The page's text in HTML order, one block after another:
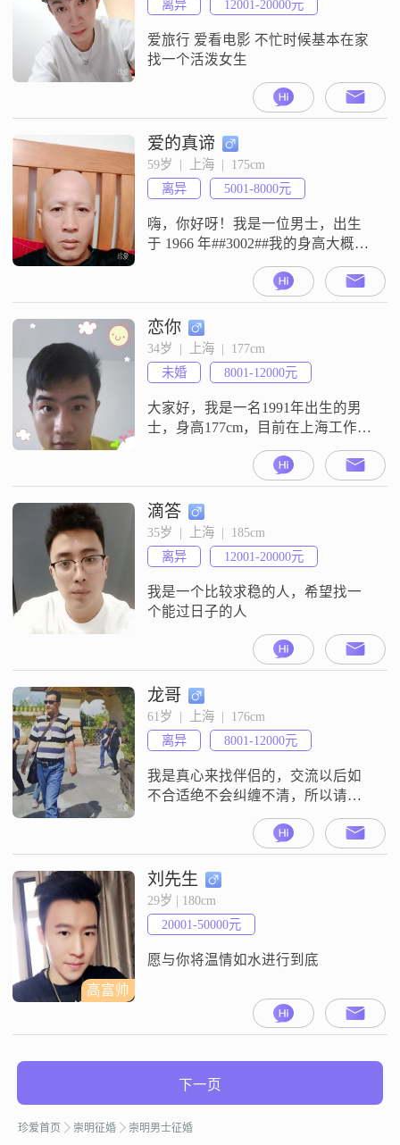
离异
12001-20000元
爱旅行 爱看电影 不忙时候基本在家
找一个活泼女生
爱的真谛
59岁  |  上海  |  175cm
离异
5001-8000元
嗨，你好呀！我是一位男士，出生
于 1966 年##3002##我的身高大概
175cm，目前在上海工作##3002##我
的学历是大专，在上海这座繁华的
城市里努力打拼##3002##说到收入
嘛，每个月大概能有 18000余元，虽
然不算特别多，但也能过上还算安
稳的生活##3002##我觉得自己最大
的特点就是真诚可靠，无论做
恋你
34岁  |  上海  |  177cm
未婚
8001-12000元
大家好，我是一名1991年出生的男
士，身高177cm，目前在上海工作，
月收入在8001到12000元之间，学历
是大专。我性格比较稳重，情绪很
稳定，为人真诚可靠，也特别乐观
积极，做事情自信果断。平时我有
两个爱好，一个是美食探店，我喜
欢去探寻城市里的各种美食小店，
品尝不同的美味佳肴，这也让我对
美食文化有了更多的了解。另一个
滴答
35岁  |  上海  |  185cm
离异
12001-20000元
我是一个比较求稳的人，希望找一
个能过日子的人
龙哥
61岁  |  上海  |  176cm
离异
8001-12000元
我是真心来找伴侣的，交流以后如
不合适绝不会纠缠不清，所以请放
高富帅
刘先生
29岁 | 180cm
20001-50000元
愿与你将温情如水进行到底
下一页
珍爱首页 崇明征婚 崇明男士征婚